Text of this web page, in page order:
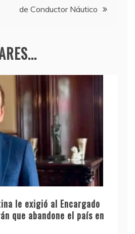
de Conductor Náutico
le exigió al Encargado
que abandone el país en